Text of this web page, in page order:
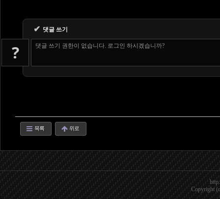
✔ 댓글 쓰기
? 댓글 쓰기 권한이 없습니다. 로그인 하시겠습니까?
목록 위로
Copyright